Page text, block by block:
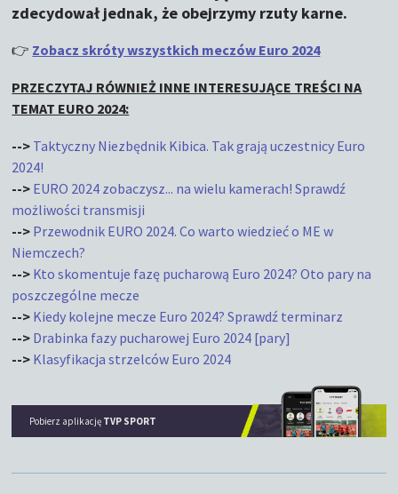
zdecydował jednak, że obejrzymy rzuty karne.
👉 Zobacz skróty wszystkich meczów Euro 2024
PRZECZYTAJ RÓWNIEŻ INNE INTERESUJĄCE TREŚCI NA
TEMAT EURO 2024:
--> Taktyczny Niezbędnik Kibica. Tak grają uczestnicy Euro
2024!
--> EURO 2024 zobaczysz... na wielu kamerach! Sprawdź
możliwości transmisji
--> Przewodnik EURO 2024. Co warto wiedzieć o ME w
Niemczech?
--> Kto skomentuje fazę pucharową Euro 2024? Oto pary na
poszczególne mecze
--> Kiedy kolejne mecze Euro 2024? Sprawdź terminarz
--> Drabinka fazy pucharowej Euro 2024 [pary]
--> Klasyfikacja strzelców Euro 2024
Pobierz aplikację TVP SPORT